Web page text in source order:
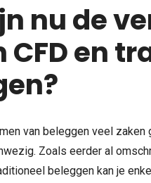
nu de
CFD en
van beleggen veel
Zoals eerder al
beleggen kan je